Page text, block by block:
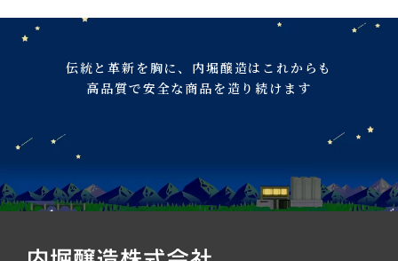
伝統と革新を胸に、 内堀醸造はこれからも
高品質で安全な商品を造り続けます